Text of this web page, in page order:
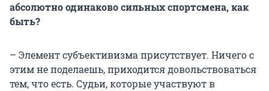
абсолютно одинаково сильных спортсмена, как
быть?
– Элемент субъективизма присутствует. Ничего с
этим не поделаешь, приходится довольствоваться
тем, что есть. Судьи, которые участвуют в